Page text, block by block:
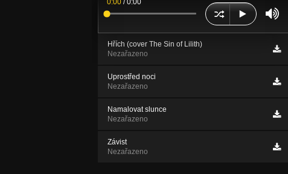
0:00 /0:00
Hřích (cover The Sin of Lilith)
Nezařazeno
Uprostřed noci
Nezařazeno
Namalovat slunce
Nezařazeno
Závist
Nezařazeno